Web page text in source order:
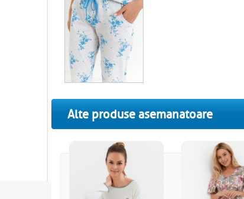
Alte produse asemanatoare